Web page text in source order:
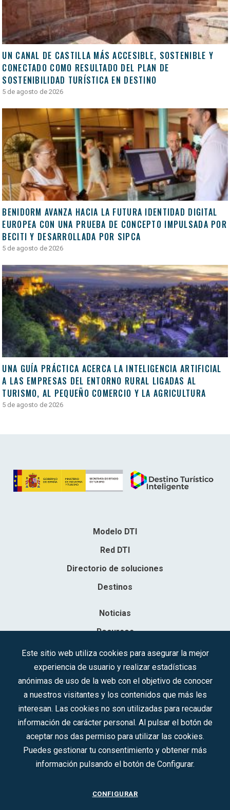
UN CANAL DE CASTILLA MÁS ACCESIBLE, SOSTENIBLE Y
CONECTADO COMO RESULTADO DEL PLAN DE
SOSTENIBILIDAD TURÍSTICA EN DESTINO
5 de agosto de 2026
BENIDORM AVANZA HACIA LA FUTURA IDENTIDAD DIGITAL
EUROPEA CON UNA PRUEBA DE CONCEPTO IMPULSADA POR
BECITI Y DESARROLLADA POR SIPCA
5 de agosto de 2026
UNA GUÍA PRÁCTICA ACERCA LA INTELIGENCIA ARTIFICIAL
A LAS EMPRESAS DEL ENTORNO RURAL LIGADAS AL
TURISMO, AL PEQUEÑO COMERCIO Y LA AGRICULTURA
5 de agosto de 2026
Modelo DTI
Red DTI
Directorio de soluciones
Destinos
Noticias
Recursos
Contacto
Sociedad Mercantil Estatal para la Gestión de la Innovación y las
C.I.F.: A-81/874.984
Síguenos en redes sociales:
CONTACTO
Este sitio web utiliza cookies para asegurar la mejor
experiencia de usuario y realizar estadísticas
anónimas de uso de la web con el objetivo de conocer
a nuestros visitantes y los contenidos que más les
interesan. Las cookies no son utilizadas para recaudar
información de carácter personal. Al pulsar el botón de
aceptar nos das permiso para utilizar las cookies.
Puedes gestionar tu consentimiento y obtener más
información pulsando el botón de Configurar.
CONFIGURAR